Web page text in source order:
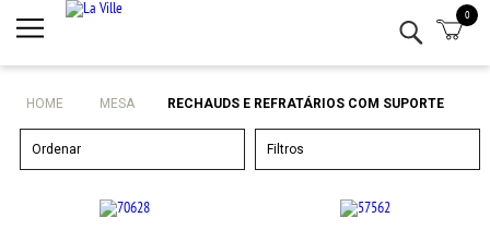
0
Mesa
HOME MESA RECHAUDS E REFRATÁRIOS COM SUPORTE
Filtros
Ordenar